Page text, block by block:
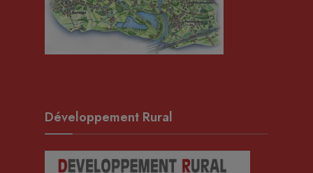
Développement Rural